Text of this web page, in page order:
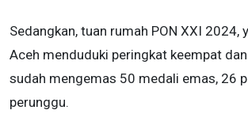
Sedangkan, tuan rumah PON XXI 2024,
Aceh menduduki peringkat keempat
sudah mengemas 50 medali emas, 26
perunggu.